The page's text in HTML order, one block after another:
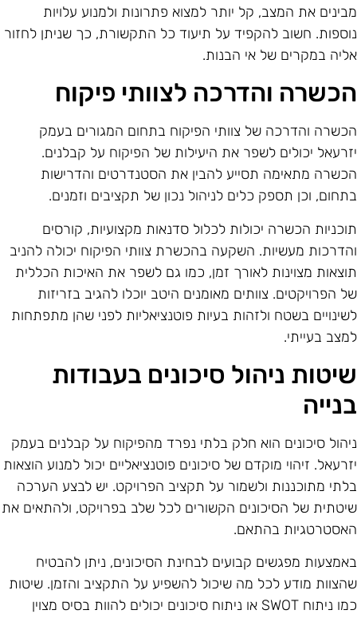
את המצב, קל יותר למצוא פתרונות ולמנוע עלויות
חשוב להקפיד על תיעוד כל התקשורת, כך שניתן לחזור
במקרים של אי הבנות.
והדרכה לצוותי פיקוח
והדרכה של צוותי הפיקוח בתחום המגורים בעמק
יכולים לשפר את היעילות של הפיקוח על קבלנים.
מתאימה תסייע להבין את הסטנדרטים והדרישות
וכן תספק כלים לניהול נכון של תקציבים וזמנים.
הכשרה יכולות לכלול סדנאות מקצועיות, קורסים
מעשיות. השקעה בהכשרת צוותי הפיקוח יכולה להניב
מצוינות לאורך זמן, כמו גם לשפר את האיכות הכללית
הפרויקטים. צוותים מאומנים היטב יוכלו להגיב בזריזות
בשטח ולזהות בעיות פוטנציאליות לפני שהן מתפתחות
בעייתי.
ניהול סיכונים בעבודות
סיכונים הוא חלק בלתי נפרד מהפיקוח על קבלנים בעמק
זיהוי מוקדם של סיכונים פוטנציאליים יכול למנוע הוצאות
מתוכננות ולשמור על תקציב הפרויקט. יש לבצע הערכה
של הסיכונים הקשורים לכל שלב בפרויקט, ולהתאים את
בהתאם.
מפגשים קבועים לבחינת הסיכונים, ניתן להבטיח
מודע לכל מה שיכול להשפיע על התקציב והזמן. שיטות
כמו ניתוח SWOT או ניתוח סיכונים יכולים להוות בסיס מצוין